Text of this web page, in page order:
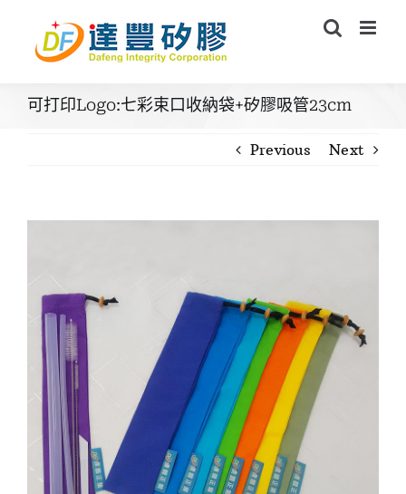
content
可打印Logo:七彩束口收納袋+矽膠吸管23cm
Previous Next